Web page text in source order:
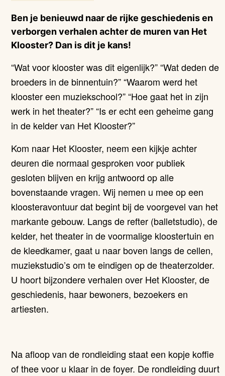
Ben je benieuwd naar de rijke geschiedenis en
verborgen verhalen achter de muren van Het
Klooster? Dan is dit je kans!
“Wat voor klooster was dit eigenlijk?” “Wat deden de
broeders in de binnentuin?” “Waarom werd het
klooster een muziekschool?” “Hoe gaat het in zijn
werk in het theater?” “Is er echt een geheime gang
in de kelder van Het Klooster?”
Kom naar Het Klooster, neem een kijkje achter
deuren die normaal gesproken voor publiek
gesloten blijven en krijg antwoord op alle
bovenstaande vragen. Wij nemen u mee op een
kloosteravontuur dat begint bij de voorgevel van het
markante gebouw. Langs de refter (balletstudio), de
kelder, het theater in de voormalige kloostertuin en
de kleedkamer, gaat u naar boven langs de cellen,
muziekstudio’s om te eindigen op de theaterzolder.
U hoort bijzondere verhalen over Het Klooster, de
geschiedenis, haar bewoners, bezoekers en
artiesten.
Na afloop van de rondleiding staat een kopje koffie
of thee voor u klaar in de foyer. De rondleiding duurt